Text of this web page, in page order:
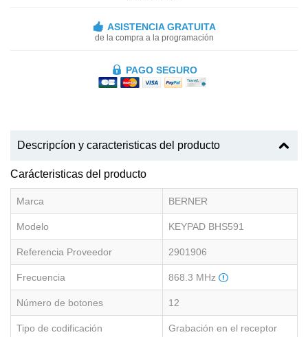
ASISTENCIA GRATUITA
de la compra a la programación
PAGO SEGURO
Descripcíon y caracteristicas del producto
Carácteristicas del producto
Marca BERNER
Modelo KEYPAD BHS591
Referencia Proveedor 2901906
Frecuencia 868.3 MHz
Número de botones 12
Tipo de codificación Grabación en el receptor